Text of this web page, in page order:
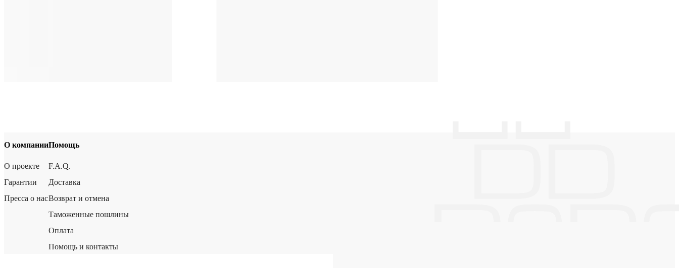
О компании
О проекте
Гарантии
Пресса о нас
Помощь
F.A.Q.
Доставка
Возврат и отмена
Таможенные пошлины
Оплата
Помощь и контакты